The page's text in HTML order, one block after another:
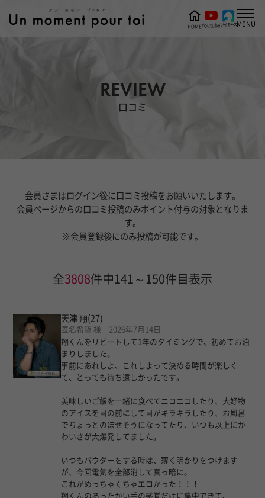
REVIEW
口コミ
HOMEYoutubeツイキャスMENU
会員さまはログイン後に口コミ投稿をお願いいたします。
会員ページからの口コミ投稿のみポイント付与の対象となりま
す。
※会員登録後にのみ投稿が可能です。
全3808件中141～150件目表示
天津 翔(27)
匿名希望 様 2026年7月14日
翔くんをリピートして1年のタイミングで、初めてお泊
まりしました。
事前にあれしよ、これしよって決める時間が楽しく
て、とっても待ち遠しかったです。
美味しいご飯を一緒に食べてニコニコしたり、大好物
のアイスを目の前にして目がキラキラしたり、お風呂
でちょっとのぼせそうになってたり、いつも以上にか
わいさが大爆発してました。
いつもパウダーをする時は、薄く明かりをつけます
が、今回電気を全部消して真っ暗に。
これがめっちゃくちゃエロかった！！！
翔くんのあったかい手の感覚だけに集中できて、